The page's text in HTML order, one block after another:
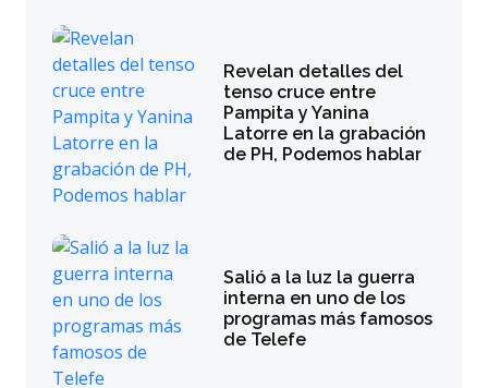
Revelan detalles del
tenso cruce entre
Pampita y Yanina
Latorre en la grabación
de PH, Podemos hablar
Salió a la luz la guerra
interna en uno de los
programas más famosos
de Telefe